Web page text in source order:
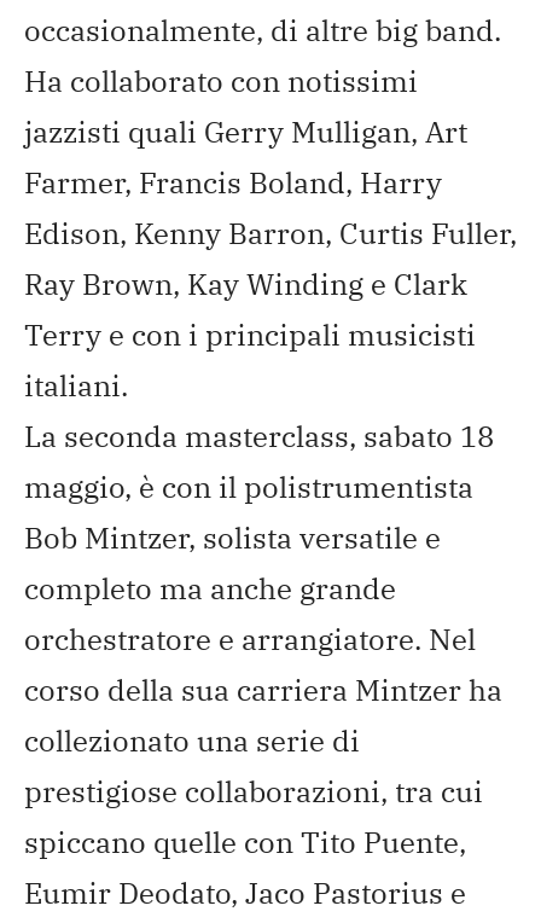
occasionalmente, di altre big band.
Ha collaborato con notissimi
jazzisti quali Gerry Mulligan, Art
Farmer, Francis Boland, Harry
Edison, Kenny Barron, Curtis Fuller,
Ray Brown, Kay Winding e Clark
Terry e con i principali musicisti
italiani.
La seconda masterclass, sabato 18
maggio, è con il polistrumentista
Bob Mintzer, solista versatile e
completo ma anche grande
orchestratore e arrangiatore. Nel
corso della sua carriera Mintzer ha
collezionato una serie di
prestigiose collaborazioni, tra cui
spiccano quelle con Tito Puente,
Eumir Deodato, Jaco Pastorius e